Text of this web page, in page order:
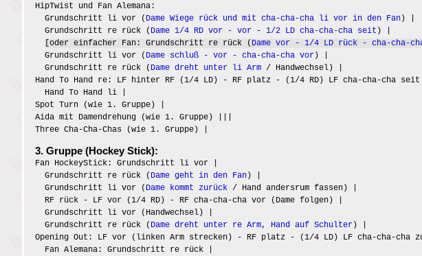
HipTwist und Fan Alemana:
Grundschritt li vor ( Dame Wiege rück und mit cha-cha-cha li vor in den Fan ) |
Grundschritt re rück ( Dame 1/4 RD vor - vor - 1/2 LD cha-cha-cha seit ) |
[oder einfacher Fan: Grundschritt re rück ( Dame vor - 1/4 LD rück - cha-cha-
Grundschritt li vor ( Dame schluß - vor - cha-cha-cha vor ) |
Grundschritt re rück ( Dame dreht unter li Arm / Handwechsel) |
Hand To Hand re: LF hinter RF (1/4 LD) - RF platz - (1/4 RD) LF cha-cha-cha seit
Hand To Hand li |
Spot Turn (wie 1. Gruppe) |
Aida mit Damendrehung (wie 1. Gruppe) |||
Three Cha-Cha-Chas (wie 1. Gruppe) |
3. Gruppe (Hockey Stick):
Fan HockeyStick: Grundschritt li vor |
Grundschritt re rück ( Dame geht in den Fan) |
Grundschritt li vor ( Dame kommt zurück / Hand andersrum fassen) |
RF rück - LF vor (1/4 RD) - RF cha-cha-cha vor (Dame folgen) |
Grundschritt li vor (Handwechsel) |
Grundschritt re rück ( Dame dreht unter re Arm, Hand auf Schulter) |
Opening Out: LF vor (linken Arm strecken) - RF platz - (1/4 LD) LF cha-cha-cha
Fan Alemana: Grundschritt re rück |